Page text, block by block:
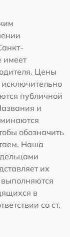
имеет
Цены
публичной
и
обозначить
Наша
их
в
со ст.